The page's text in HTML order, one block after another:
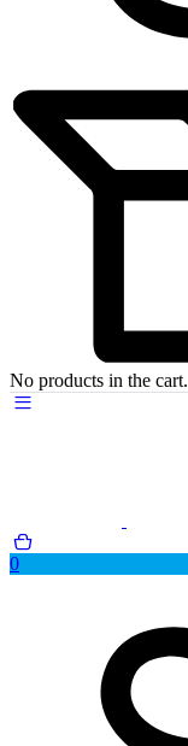
No products in the cart.
0